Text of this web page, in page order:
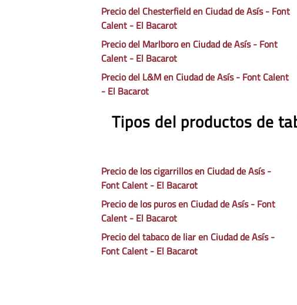
Precio del Chesterfield en Ciudad de Asís - Font
Calent - El Bacarot
Precio del Marlboro en Ciudad de Asís - Font
Calent - El Bacarot
Precio del L&M en Ciudad de Asís - Font Calent
- El Bacarot
Tipos del productos de
Precio de los cigarrillos en Ciudad de Asís -
Font Calent - El Bacarot
Precio de los puros en Ciudad de Asís - Font
Calent - El Bacarot
Precio del tabaco de liar en Ciudad de Asís -
Font Calent - El Bacarot